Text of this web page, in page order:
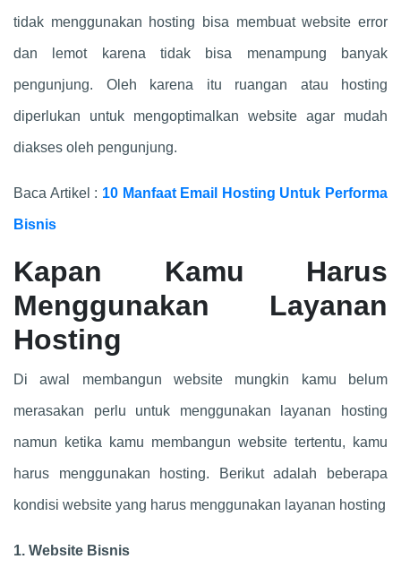
tidak menggunakan hosting bisa membuat website error
dan lemot karena tidak bisa menampung banyak
pengunjung. Oleh karena itu ruangan atau hosting
diperlukan untuk mengoptimalkan website agar mudah
diakses oleh pengunjung.
Baca Artikel : 10 Manfaat Email Hosting Untuk Performa
Bisnis
Kapan Kamu Harus
Menggunakan Layanan
Hosting
Di awal membangun website mungkin kamu belum
merasakan perlu untuk menggunakan layanan hosting
namun ketika kamu membangun website tertentu, kamu
harus menggunakan hosting. Berikut adalah beberapa
kondisi website yang harus menggunakan layanan hosting
1. Website Bisnis